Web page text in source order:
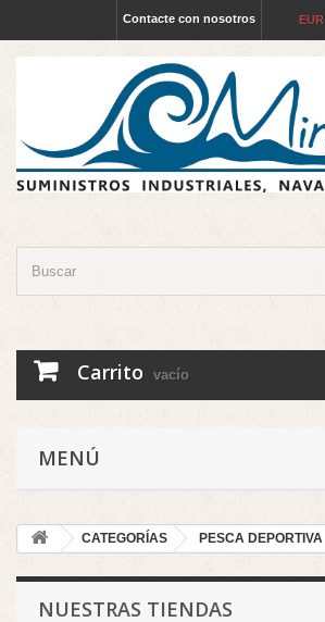
EUR
Contacte con nosotros
Carrito vacío
MENÚ
CATEGORÍAS PESCA DEPORTIVA
NUESTRAS TIENDAS